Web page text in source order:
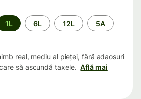
1L 6L 12L 5A
real, mediu al pieței, fără adaosuri
să ascundă taxele. Află mai